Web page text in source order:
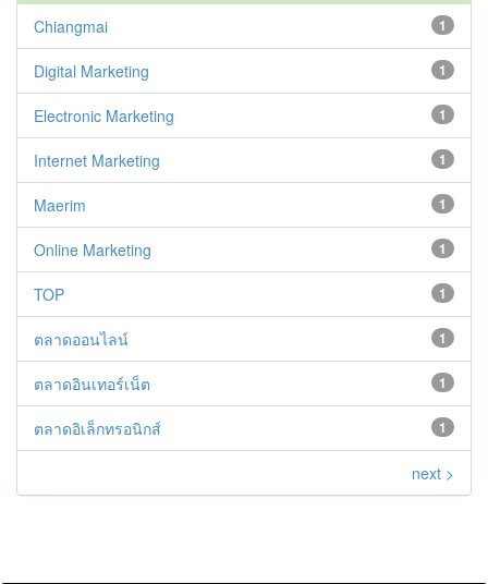
1
Chiangmai
1
Digital Marketing
1
Electronic Marketing
1
Internet Marketing
1
Maerim
1
Online Marketing
1
TOP
1
ตลาดออนไลน์
1
ตลาดอินเทอร์เน็ต
1
ตลาดอิเล็กทรอนิกส์
next >